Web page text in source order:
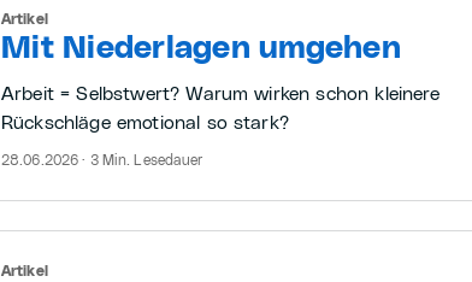
Mit Niederlagen umgehen
Artikel
Arbeit = Selbstwert? Warum wirken schon kleinere
Rückschläge emotional so stark?
28.06.2026 · 3 Min. Lesedauer
Artikel